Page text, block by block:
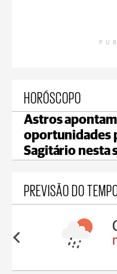
HORÓSCOPO
Astros
oportunidades
Sagitário nesta
PREVISÃO DO
min 17°C